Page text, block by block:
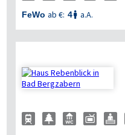
FeWo ab €: 4 a.A.